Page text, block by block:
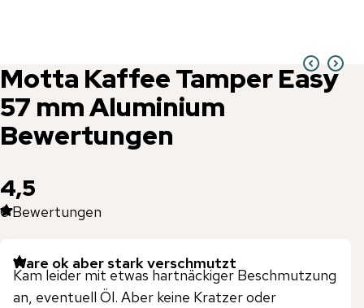
Motta Kaffee Tamper Easy
57 mm Aluminium
Bewertungen
4,5
6Bewertungen
Ware ok aber stark verschmutzt
Kam leider mit etwas hartnäckiger Beschmutzung
an, eventuell Öl. Aber keine Kratzer oder